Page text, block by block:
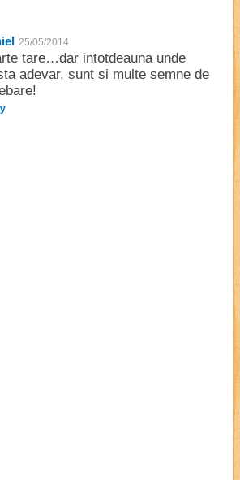
25/05/2014
tare…dar intotdeauna unde
adevar, sunt si multe semne de